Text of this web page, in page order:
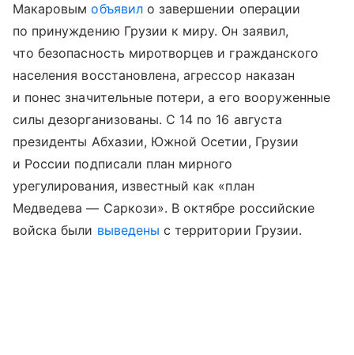
Макаровымобъявило завершении операции
по принуждению Грузии к миру. Он заявил,
что безопасность миротворцев и гражданского
населения восстановлена, агрессор наказан
и понес значительные потери, а его вооруженные
силы дезорганизованы. С 14 по 16 августа
президенты Абхазии, Южной Осетии, Грузии
и России подписали план мирного
урегулирования, известный как «план
Медведева — Саркози». В октябре российские
войска были выведены с территории Грузии.